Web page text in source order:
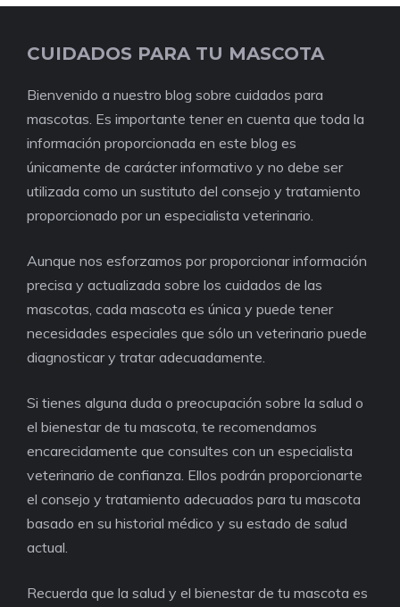
CUIDADOS PARA TU MASCOTA
Bienvenido a nuestro blog sobre cuidados para
mascotas. Es importante tener en cuenta que toda la
información proporcionada en este blog es
únicamente de carácter informativo y no debe ser
utilizada como un sustituto del consejo y tratamiento
proporcionado por un especialista veterinario.
Aunque nos esforzamos por proporcionar información
precisa y actualizada sobre los cuidados de las
mascotas, cada mascota es única y puede tener
necesidades especiales que sólo un veterinario puede
diagnosticar y tratar adecuadamente.
Si tienes alguna duda o preocupación sobre la salud o
el bienestar de tu mascota, te recomendamos
encarecidamente que consultes con un especialista
veterinario de confianza. Ellos podrán proporcionarte
el consejo y tratamiento adecuados para tu mascota
basado en su historial médico y su estado de salud
actual.
Recuerda que la salud y el bienestar de tu mascota es